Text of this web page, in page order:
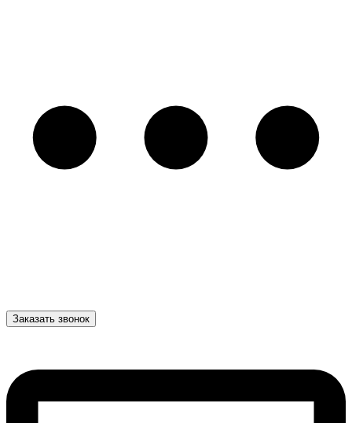
Заказать звонок